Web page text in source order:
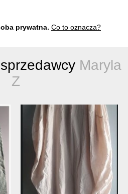
prywatna. Co to oznacza?
Maryla
Z